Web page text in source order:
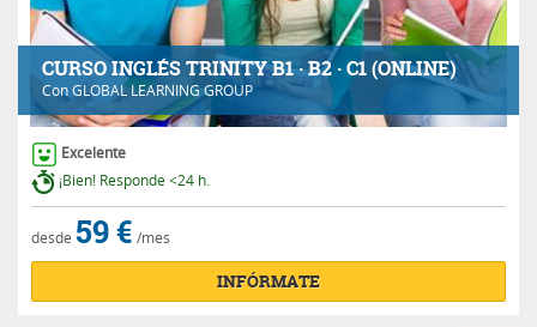
CURSO INGLÉS TRINITY B1 · B2 · C1 (ONLINE)
ConGLOBAL LEARNING GROUP
Excelente
¡Bien! Responde <24 h.
desde 59 € /mes
INFÓRMATE